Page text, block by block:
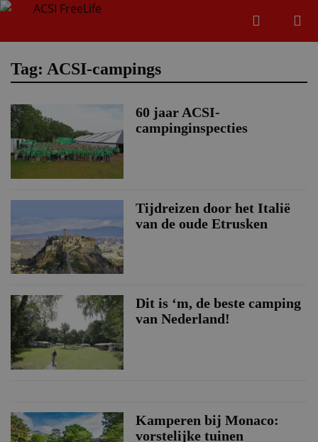
Zoeken
Tag: ACSI-campings
60 jaar ACSI-
campinginspecties
Tijdreizen door het Italië
van de oude Etrusken
Dit is ‘m, de beste camping
van Nederland!
Kamperen bij Monaco:
vorstelijke tuinen